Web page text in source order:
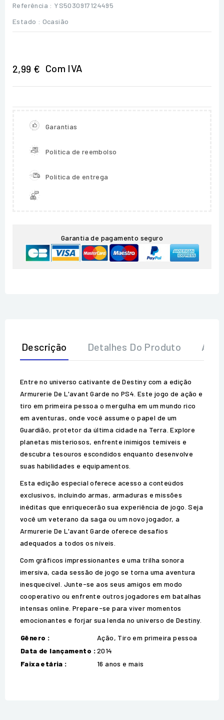
Referência : YS5030917124495
Estado : Ocasião
2,99 € Com IVA
Garantias
Política de reembolso
Política de entrega
Garantia de pagamento seguro
Descrição Detalhes Do Produto
Entre no universo cativante de Destiny com a edição
Armurerie De L'avant Garde no PS4. Este jogo de ação e
tiro em primeira pessoa o mergulha em um mundo rico
em aventuras, onde você assume o papel de um
Guardião, protetor da última cidade na Terra. Explore
planetas misteriosos, enfrente inimigos temíveis e
descubra tesouros escondidos enquanto desenvolve
suas habilidades e equipamentos.
Esta edição especial oferece acesso a conteúdos
exclusivos, incluindo armas, armaduras e missões
inéditas que enriquecerão sua experiência de jogo. Seja
você um veterano da saga ou um novo jogador, a
Armurerie De L'avant Garde oferece desafios
adequados a todos os níveis.
Com gráficos impressionantes e uma trilha sonora
imersiva, cada sessão de jogo se torna uma aventura
inesquecível. Junte-se aos seus amigos em modo
cooperativo ou enfrente outros jogadores em batalhas
intensas online. Prepare-se para viver momentos
emocionantes e forjar sua lenda no universo de Destiny.
Gênero :
Ação, Tiro em primeira pessoa
Data de lançamento :2014
Faixa etária :
16 anos e mais